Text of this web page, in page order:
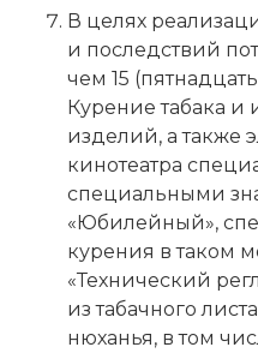
В целях
и последствий
чем 15
Курение табака и
изделий, а также
кинотеатра
специальными
«Юбилейный»,
курения в таком
«Технический
из табачного
нюханья, в том